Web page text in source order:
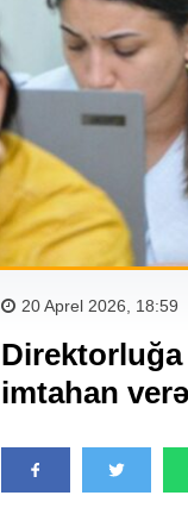
20 Aprel 2026, 18:59
imtahan